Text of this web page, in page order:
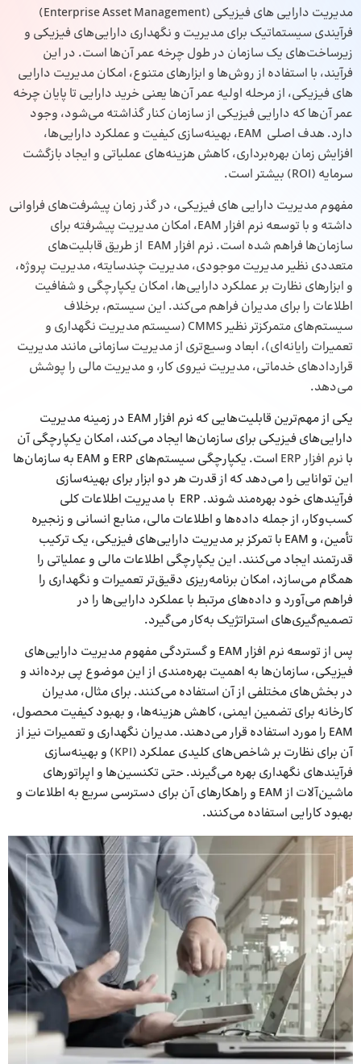
مدیریت دارایی‌ های فیزیکی (Enterprise Asset Management)
فرآیندی سیستماتیک برای مدیریت و نگهداری دارایی‌های فیزیکی و
زیرساخت‌های یک سازمان در طول چرخه عمر آن‌ها است. در این
فرآیند، با استفاده از روش‌ها و ابزارهای متنوع، امکان مدیریت دارایی‌
های فیزیکی، از مرحله اولیه عمر آن‌ها یعنی خرید دارایی تا پایان چرخه
عمر آن‌ها که دارایی فیزیکی از سازمان کنار گذاشته می‌شود، وجود
دارد. هدف اصلی EAM، بهینه‌سازی کیفیت و عملکرد دارایی‌ها،
افزایش زمان بهره‌برداری، کاهش هزینه‌های عملیاتی و ایجاد بازگشت
سرمایه (ROI) بیشتر است.
مفهوم مدیریت دارایی‌ های فیزیکی، در گذر زمان پیشرفت‌های فراوانی
داشته و با توسعه نرم‌ افزار EAM، امکان مدیریت پیشرفته برای
سازمان‌ها فراهم شده است. نرم‌ افزار EAM از طریق قابلیت‌های
متعددی نظیر مدیریت موجودی، مدیریت چندسایته، مدیریت پروژه،
و ابزارهای نظارت بر عملکرد دارایی‌ها، امکان یکپارچگی و شفافیت
اطلاعات را برای مدیران فراهم می‌کند. این سیستم، برخلاف
سیستم‌های متمرکزتر نظیر CMMS (سیستم مدیریت نگهداری و
تعمیرات رایانه‌ای)، ابعاد وسیع‌تری از مدیریت سازمانی مانند مدیریت
قراردادهای خدماتی، مدیریت نیروی کار، ومدیریت مالی را پوشش
می‌دهد.
یکی از مهم‌ترین قابلیت‌هایی که نرم‌ افزار EAM در زمینه مدیریت
دارایی‌های فیزیکی برای سازمان‌ها ایجاد می‌کند، امکان یکپارچگی آن
با نرم‌ افزار ERP
است. یکپارچگی سیستم‌های ERP و EAM به سازمان‌ها
این توانایی را می‌دهد که از قدرت هر دو ابزار برای بهینه‌سازی
فرآیندهای خود بهره‌مند شوند. ERP با مدیریت اطلاعات کلی
کسب‌وکار، از جمله داده‌ها و اطلاعات مالی، منابع انسانی و زنجیره
تأمین، و EAM با تمرکز بر مدیریت دارایی‌های فیزیکی، یک ترکیب
قدرتمند ایجاد می‌کنند. این یکپارچگی اطلاعات مالی و عملیاتی را
همگام می‌سازد، امکان برنامه‌ریزی دقیق‌تر تعمیرات و نگهداری را
فراهم می‌آورد و داده‌های مرتبط با عملکرد دارایی‌ها را در
تصمیم‌گیری‌های استراتژیک به‌کار می‌گیرد.
پس از توسعه نرم‌ افزار EAM و گستردگی مفهوم مدیریت دارایی‌های
فیزیکی، سازمان‌ها به اهمیت بهره‌مندی از این موضوع پی برده‌اند و
در بخش‌های مختلفی از آن استفاده می‌کنند. برای مثال، مدیران
کارخانه‌ برای تضمین ایمنی، کاهش هزینه‌ها، و بهبود کیفیت محصول،
EAM را مورد استفاده قرار می‌دهند. مدیران نگهداری و تعمیرات نیز از
آن برای نظارت بر شاخص‌های کلیدی عملکرد (KPI) و بهینه‌سازی
فرآیندهای نگهداری بهره می‌گیرند. حتی تکنسین‌ها و اپراتورهای
ماشین‌آلات از EAM و راهکارهای آن برای دسترسی سریع به اطلاعات و
بهبود کارایی استفاده می‌کنند.